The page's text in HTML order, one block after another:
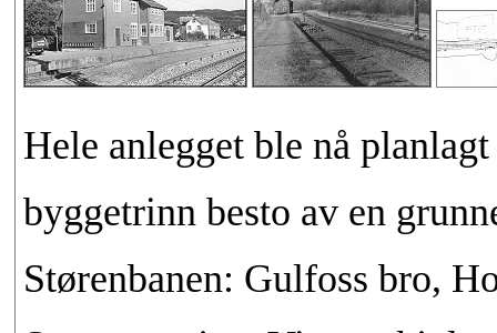
Hele anlegget ble nå
byggetrinn besto av en
Størenbanen: Gulfoss bro,